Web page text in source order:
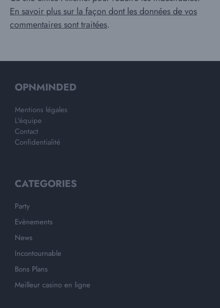
En savoir plus sur la façon dont les données de vos
commentaires sont traitées.
OPNMINDED
Mentions légales
L'équipe
Contact
Confidentialité
CATEGORIES
Party
Evènements
News
Incontournable
Bons Plans
Meilleur casino en ligne